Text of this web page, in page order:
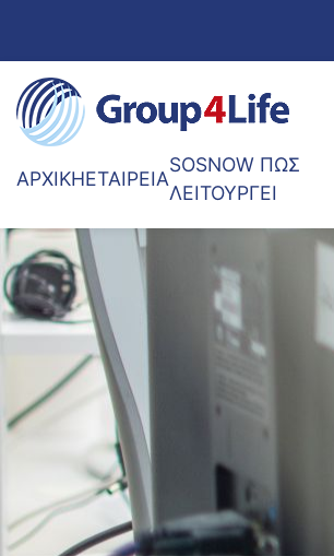
ΑΡΧΙΚΗΕΤΑΙΡΕΙΑ
SOSNOW ΠΩΣ
ΛΕΙΤΟΥΡΓΕΙ
SOSNow BASIC
SOSNow PLUS
SOSNow PREMIUM
ΑΓΟΡΑ ΣΥΣΚΕΥΗΣ G4L-TRACKER
ΠΩΣ ΘΑ ΤΟ ΑΠΟΚΤΗΣΕΤΕ